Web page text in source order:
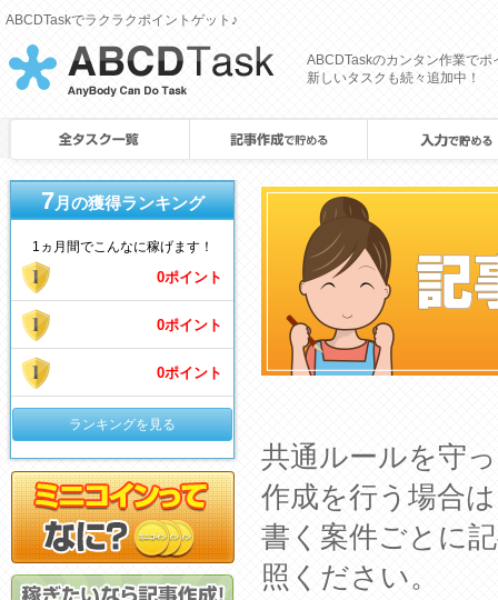
ABCDTaskでラクラクポイントゲット♪
CROWDJob
ABCDTaskのカンタン作業でポ
新しいタスクも続々追加中！
共通ルールを守
作成を行う場合
書く案件ごとに
照ください。
7月の獲得ランキング
1ヵ月間でこんなに稼げます！
0ポイント
0ポイント
0ポイント
ランキングを見る